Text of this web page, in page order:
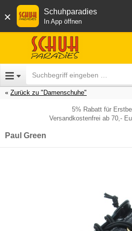
× Schuhparadies
In App öffnen
Zurück zu "Damenschuhe"
5% Rabatt für
Versandkostenfrei ab 70,-
Paul Green